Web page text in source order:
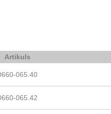
Artikuls
065.40
065.42